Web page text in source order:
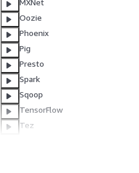
MXNet
Oozie
Phoenix
Pig
Presto
Spark
Sqoop
TensorFlow
Tez